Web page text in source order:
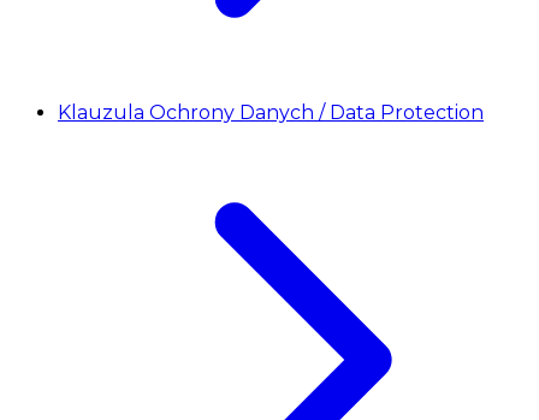
Klauzula Ochrony Danych / Data Protection